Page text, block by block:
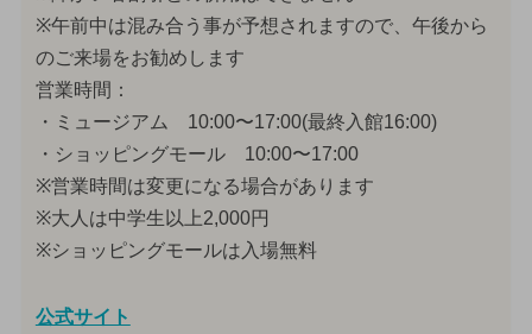
※午前中は混み合う事が予想されますので、午後から
のご来場をお勧めします
営業時間：
・ミュージアム 10:00〜17:00(最終入館16:00)
・ショッピングモール 10:00〜17:00
※営業時間は変更になる場合があります
※大人は中学生以上2,000円
※ショッピングモールは入場無料
公式サイト